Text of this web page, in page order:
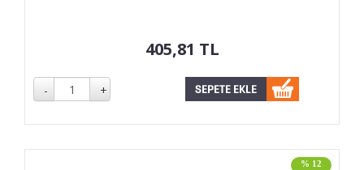
405,81 TL
% 12